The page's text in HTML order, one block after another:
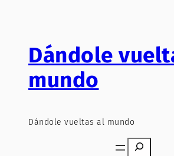
contenido
Dándole
mundo
Dándole vueltas al mundo
Search